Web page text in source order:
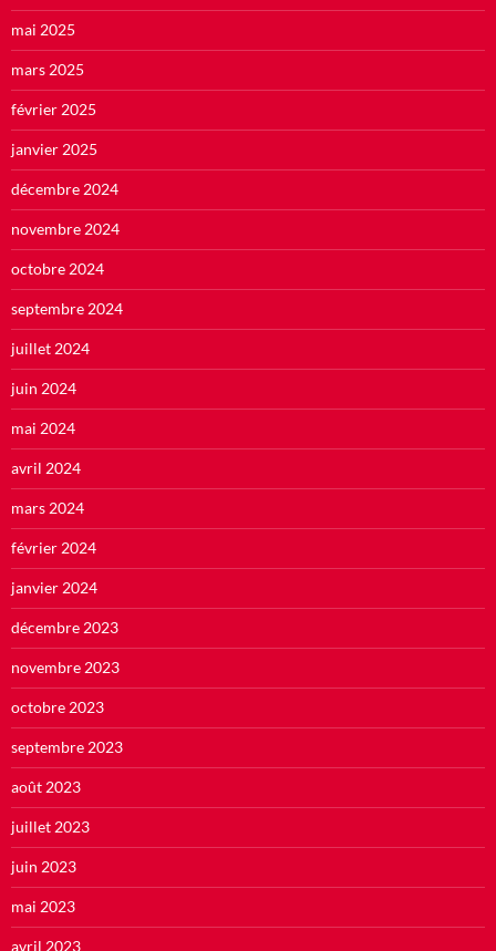
mai 2025
mars 2025
février 2025
janvier 2025
décembre 2024
novembre 2024
octobre 2024
septembre 2024
juillet 2024
juin 2024
mai 2024
avril 2024
mars 2024
février 2024
janvier 2024
décembre 2023
novembre 2023
octobre 2023
septembre 2023
août 2023
juillet 2023
juin 2023
mai 2023
avril 2023